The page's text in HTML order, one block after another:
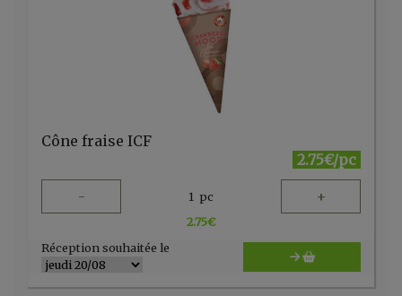
Cône fraise ICF
2.75€/pc
- 1 pc +
2.75€
Réception souhaitée le